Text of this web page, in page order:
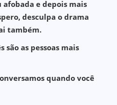
e depois mais
desculpa o drama
também.
são as pessoas mais
quando você